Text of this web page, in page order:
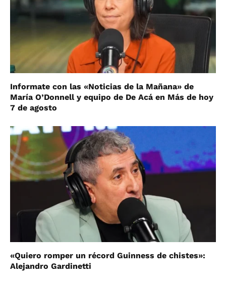
Informate con las «Noticias de la Mañana» de
María O’Donnell y equipo de De Acá en Más de hoy
7 de agosto
«Quiero romper un récord Guinness de chistes»:
Alejandro Gardinetti